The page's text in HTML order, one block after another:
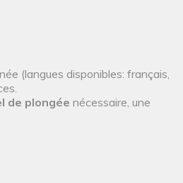
(langues disponibles: français,
de plongée nécessaire, une